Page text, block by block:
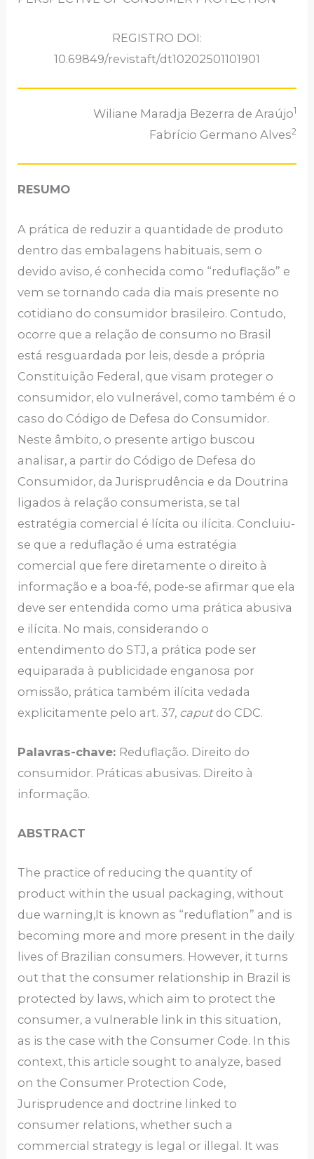
REGISTRO DOI:
10.69849/revistaft/dt10202501101901
Wiliane Maradja Bezerra de Araújo1
Fabrício Germano Alves2
RESUMO
A prática de reduzir a quantidade de produto
dentro das embalagens habituais, sem o
devido aviso, é conhecida como “reduflação” e
vem se tornando cada dia mais presente no
cotidiano do consumidor brasileiro. Contudo,
ocorre que a relação de consumo no Brasil
está resguardada por leis, desde a própria
Constituição Federal, que visam proteger o
consumidor, elo vulnerável, como também é o
caso do Código de Defesa do Consumidor.
Neste âmbito, o presente artigo buscou
analisar, a partir do Código de Defesa do
Consumidor, da Jurisprudência e da Doutrina
ligados à relação consumerista, se tal
estratégia comercial é lícita ou ilícita. Concluiu-
se que a reduflação é uma estratégia
comercial que fere diretamente o direito à
informação e a boa-fé, pode-se afirmar que ela
deve ser entendida como uma prática abusiva
e ilícita. No mais, considerando o
entendimento do STJ, a prática pode ser
equiparada à publicidade enganosa por
omissão, prática também ilícita vedada
explicitamente pelo art. 37, caputdo CDC.
Palavras-chave: Reduflação. Direito do
consumidor. Práticas abusivas. Direito à
informação.
ABSTRACT
The practice of reducing the quantity of
product within the usual packaging, without
due warning,It is known as “reduflation” and is
becoming more and more present in the daily
lives of Brazilian consumers. However, it turns
out that the consumer relationship in Brazil is
protected by laws, which aim to protect the
consumer, a vulnerable link in this situation,
as is the case with the Consumer Code. In this
context, this article sought to analyze, based
on the Consumer Protection Code,
Jurisprudence and doctrine linked to
consumer relations, whether such a
commercial strategy is legal or illegal. It was